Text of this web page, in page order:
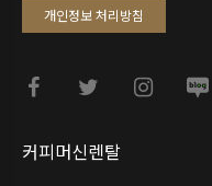
커피머신렌탈
개인정보 처리방침